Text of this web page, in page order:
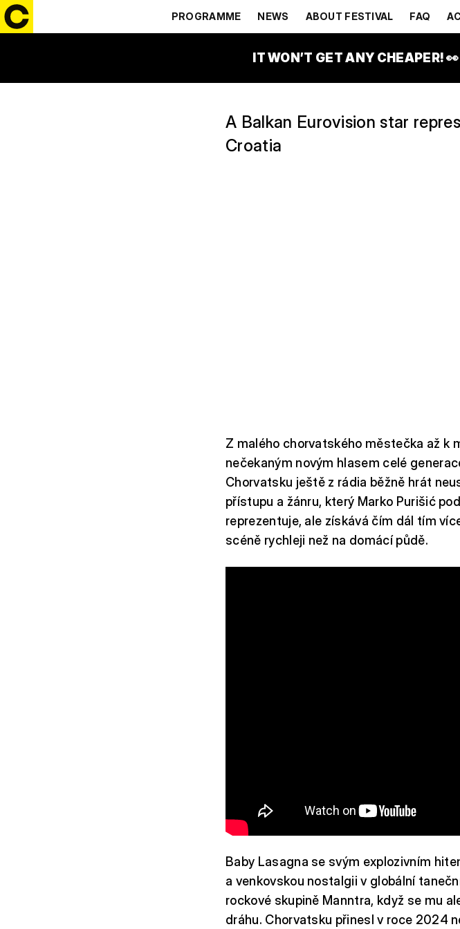
PROGRAMME NEWS ABOUT FESTIVAL FAQ
IT WON’T GET ANY CHEAPER!
BABY LASAGNA
T-MOBILE STAGE
A Balkan Eurovision star
Croatia
Z malého chorvatského městečka až k
nečekaným novým hlasem celé
Chorvatsku ještě z rádia běžně hrát
přístupu a žánru, který Marko Purišić
reprezentuje, ale získává čím dál tím
scéně rychleji než na domácí půdě.
Baby Lasagna se svým explozivním
a venkovskou nostalgii v globální
rockové skupině Manntra, když se mu
dráhu. Chorvatsku přinesl v roce 2024